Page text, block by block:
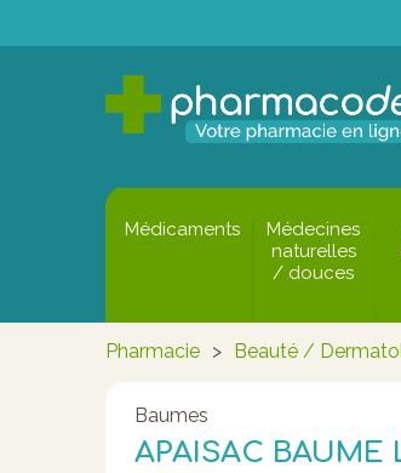
Médicaments
Médecines
naturelles
/ douces
Pharmacie > Beauté /
Baumes
APAISAC BAUME